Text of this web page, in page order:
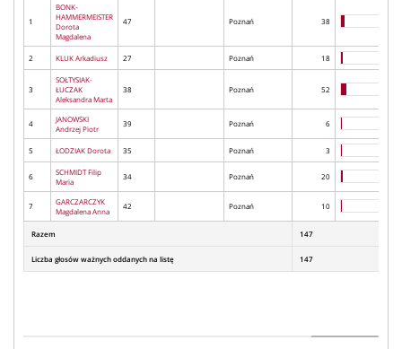
1
BONK-
HAMMERMEISTER
Dorota
Magdalena
47 Poznań 38
2 KLUK Arkadiusz 27 Poznań 18
3
SOŁTYSIAK-
ŁUCZAK
Aleksandra Marta
38 Poznań 52
4
JANOWSKI
Andrzej Piotr
39 Poznań 6
5 ŁODZIAK Dorota 35 Poznań 3
6
SCHMIDT Filip
Maria
34 Poznań 20
7
GARCZARCZYK
Magdalena Anna
42 Poznań 10
Razem 147
Liczba głosów ważnych oddanych na listę 147